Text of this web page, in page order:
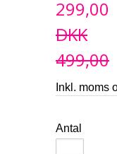
299,00
DKK
499,00
Inkl. moms
Antal